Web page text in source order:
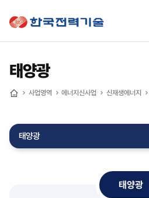
태양광
사업영역 에너지신사업 신재생에너지
태양광
태양광